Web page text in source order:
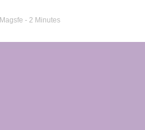
Magsfe - 2 Minutes